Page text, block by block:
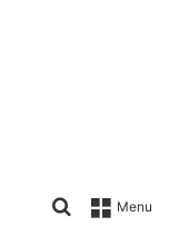
Menu
Search